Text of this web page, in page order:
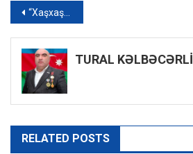
Yazı
naviqasiyası
“Xaşxaş-2022” əməliyyatı davam edir: Külli miqdarda narkotik tərkibli bitki aşkarlandı – FOTO
TURAL KƏLBƏCƏRLİ
RELATED POSTS